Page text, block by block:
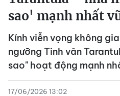
sao' mạnh nhất
Kính viễn vọng không
ngưỡng Tinh vân
sao" hoạt động mạnh
17/06/2026 13:02